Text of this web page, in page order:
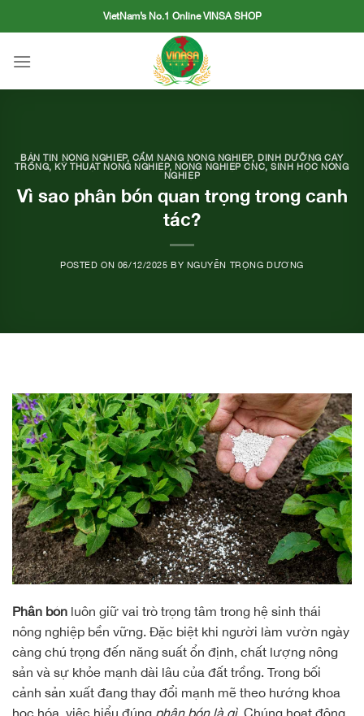
to
VietNam’s No.1 Online VINSA SHOP
BẢN TIN NÔNG NGHIỆP, CẨM NANG NÔNG NGHIỆP,DINH DƯỠNG CÂY
TRỒNG,KỸ THUẬT NÔNG NGHIỆP, NÔNG NGHIỆP CNC,SINH HỌC NÔNG
NGHIỆP
Vì sao phân bón quan trọng trong canh
tác?
POSTED ON 06/12/2025 BY NGUYỄN TRỌNG DƯƠNG
Phân bón luôn giữ vai trò trọng tâm trong hệ sinh thái
nông nghiệp bền vững. Đặc biệt khi người làm vườn ngày
càng chú trọng đến năng suất ổn định, chất lượng nông
sản và sự khỏe mạnh dài lâu của đất trồng. Trong bối
cảnh sản xuất đang thay đổi mạnh mẽ theo hướng khoa
học hóa, việc hiểu đúng phân bón là gì. Chúng hoạt động